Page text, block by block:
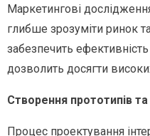
Маркетингові
глибше зрозуміти ринок
забезпечить
дозволить досягти
Створення прототипів
Процес проектування